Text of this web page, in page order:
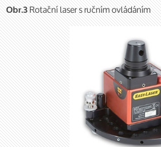
Obr.3Rotační laser s ručním ovládáním